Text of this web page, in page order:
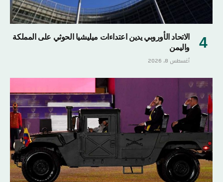
الاتحاد الأوروبي يدين اعتداءات ميليشيا الحوثي على المملكة
واليمن
أغسطس 8, 2026